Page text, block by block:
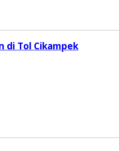
di Tol Cikampek